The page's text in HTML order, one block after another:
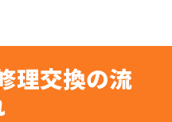
理交換の流